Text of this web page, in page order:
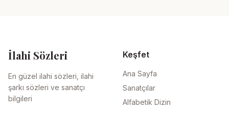
İlahi Sözleri
En güzel ilahi sözleri, ilahi
şarkı sözleri ve sanatçı
bilgileri
Keşfet
Ana Sayfa
Sanatçılar
Alfabetik Dizin